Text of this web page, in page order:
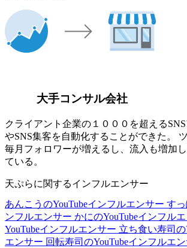
大手コンサル会社
クライアント企業の１０００を超える
やSNS集客を自動化することができた。
毎月フォロワーが増えるし、流入も増加
ている。
天ぷらに関するインフルエンサー
あんこうのYouTubeインフルエンサー すっ
ンフルエンサー かにのYouTubeインフル
YouTubeインフルエンサー 立ち食い寿司
エンサー 回転寿司のYouTubeインフルエ